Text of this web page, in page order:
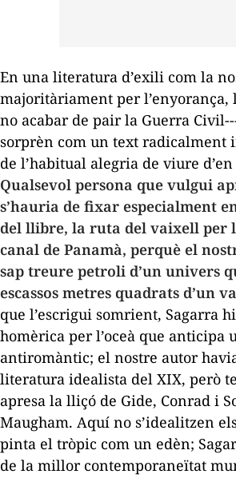
En una literatura d’exili com la
majoritàriament per
no acabar de pair la Guerra
sorprèn com un text radicalment
de l’habitual alegria de viure d’en
Qualsevol persona que vulgui
s’hauria de fixar especialment
del llibre, la ruta del vaixell per
canal de Panamà, perquè el
sap treure petroli d’un univers
escassos metres quadrats d’un
que l’escrigui somrient, Sagarra
homèrica per l’oceà que anticipa
antiromàntic; el nostre autor
literatura idealista del XIX, però
apresa la lliçó de Gide, Conrad i
Maugham. Aquí no s’idealitzen
pinta el tròpic com un edèn;
de la millor contemporaneïtat